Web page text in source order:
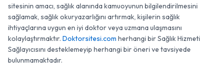
sitesinin amacı, sağlık alanında kamuoyunun bilgilendirilmesini
sağlamak, sağlık okuryazarlığını artırmak, kişilerin sağlık
ihtiyaçlarına uygun en iyi doktor veya uzmana ulaşmasını
kolaylaştırmaktır. Doktorsitesi.com herhangi bir Sağlık Hizmeti
Sağlayıcısını desteklemeyip herhangi bir öneri ve tavsiyede
bulunmamaktadır.